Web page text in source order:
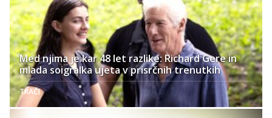
Med njima je kar 48 let razlike: Richard Gere in
mlada soigralka ujeta v prisrčnih trenutkih
TRAČI